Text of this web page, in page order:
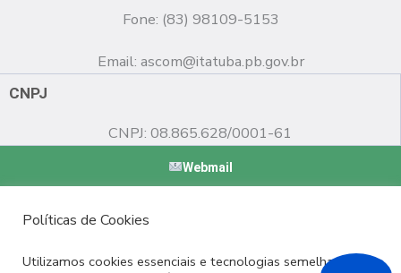
Fone: (83) 98109-5153
Email: ascom@itatuba.pb.gov.br
CNPJ
CNPJ: 08.865.628/0001-61
Webmail
Políticas de Cookies
Utilizamos cookies essenciais e tecnologias semelhantes de